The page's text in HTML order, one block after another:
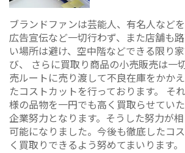
ブランドファンは芸能人、有名人など
広告宣伝など一切行わず、また店舗も
い場所は避け、空中階などできる限り
び、 さらに買取り商品の小売販売は一
売ルートに売り渡して不良在庫をかか
たコストカットを行っております。 そ
様の品物を一円でも高く買取らせてい
企業努力となります。そうした努力が
可能になりました。今後も徹底したコ
く買取りできるよう努めてまいります。